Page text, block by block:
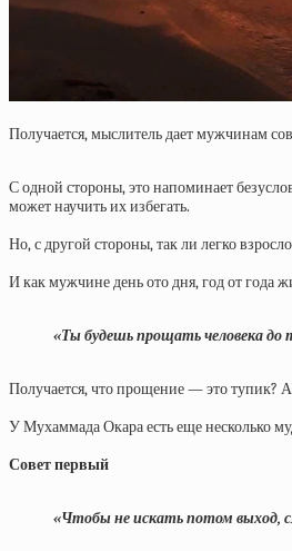
Получается, мыслитель дает мужчинам
С одной стороны, это напоминает
может научить их избегать.
Но, с другой стороны, так ли легко
И как мужчине день ото дня, год от года
«Ты будешь прощать человека до
Получается, что прощение — это тупик?
У Мухаммада Окара есть еще несколько
Совет первый
«Чтобы не искать потом выход,